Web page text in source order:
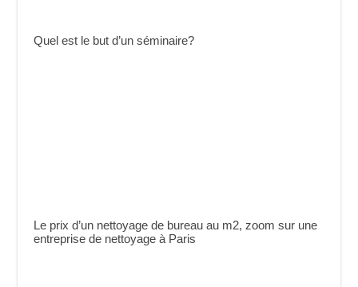
Quel est le but d’un séminaire?
Le prix d’un nettoyage de bureau au m2, zoom sur une
entreprise de nettoyage à Paris